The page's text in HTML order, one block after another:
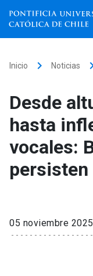
Facultades,
institutos
Investigación
Inicio keyboard_arrow_right Noticias
Desde
hasta
vocales:
persisten
05 noviembre 2025